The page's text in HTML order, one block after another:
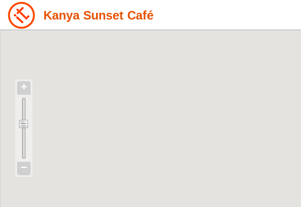
Kanya Sunset Café
+
−